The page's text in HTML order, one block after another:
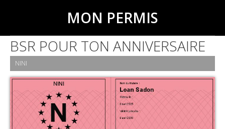
MON PERMIS
BSR POUR TON ANNIVERSAIRE
NINI